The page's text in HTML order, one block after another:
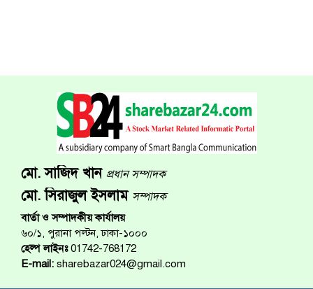
মো. সাজিদ খান প্রধান সম্পাদক
মো. সিরাজুল ইসলাম সম্পাদক
বার্তা ও সম্পাদকীয় কার্যালয়
৬০/১, পুরানা পল্টন, ঢাকা-১০০০
হেল্প লাইনঃ01742-768172
E-mail: sharebazar024@gmail.com